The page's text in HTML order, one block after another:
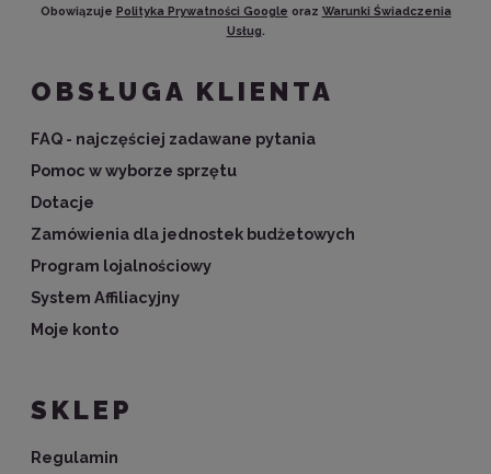
Obowiązuje Polityka Prywatności Google oraz Warunki Świadczenia
Usług.
OBSŁUGA KLIENTA
FAQ - najczęściej zadawane pytania
Pomoc w wyborze sprzętu
Dotacje
Zamówienia dla jednostek budżetowych
Program lojalnościowy
System Affiliacyjny
Moje konto
SKLEP
Regulamin